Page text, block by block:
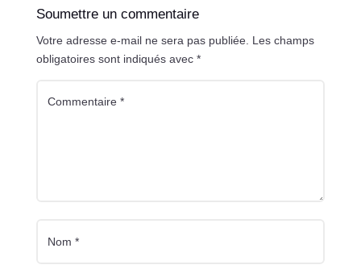
Soumettre un commentaire
Votre adresse e-mail ne sera pas publiée. Les champs
obligatoires sont indiqués avec *